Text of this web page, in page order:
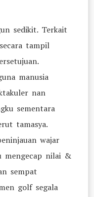
sedikit. Terkait
tampil
manusia
nan
sementara
tamasya.
wajar
mengecap nilai &
sempat
golf segala